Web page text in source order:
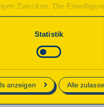
Zwecken. Die
oder widerrufen
Webseite gesetzt, die
Statistik
anzeigen Alle
Uhr
| Dauer:45
das Gebäude gibt